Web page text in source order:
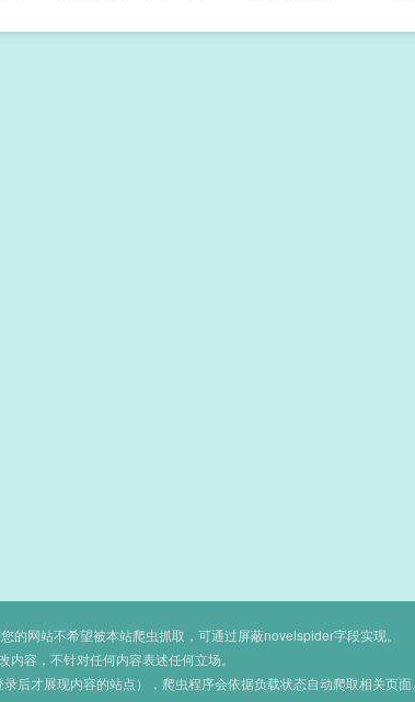
网站不希望被本站爬虫抓取，可通过屏蔽novelspider字段实现。
容，不针对任何内容表述任何立场。
才展现内容的站点），爬虫程序会依据负载状态自动爬取相关页面。